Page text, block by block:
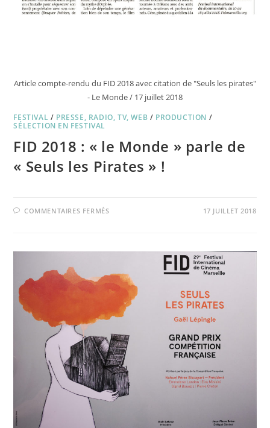
Article compte-rendu du FID 2018 avec citation de "Seuls les pirates"
- Le Monde / 17 juillet 2018
FESTIVAL / PRESSE, RADIO, TV, WEB / PRODUCTION /
SÉLECTION EN FESTIVAL
FID 2018 : « le Monde » parle de
« Seuls les Pirates » !
COMMENTAIRES FERMÉSSUR
MONDE »
« SEULS
LES
PIRATES »
!
17 JUILLET 2018